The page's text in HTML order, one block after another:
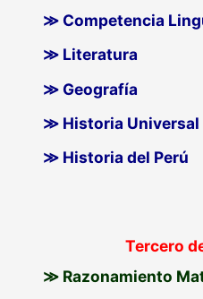
≫ Competencia
≫ Literatura
≫ Geografía
≫ Historia Universal
≫ Historia del Perú
Tercero
≫ Razonamiento